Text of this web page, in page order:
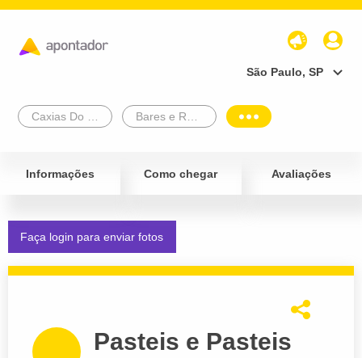
São Paulo, SP
Informações Como chegar Avaliações
Faça login para enviar fotos
Pasteis e Pasteis